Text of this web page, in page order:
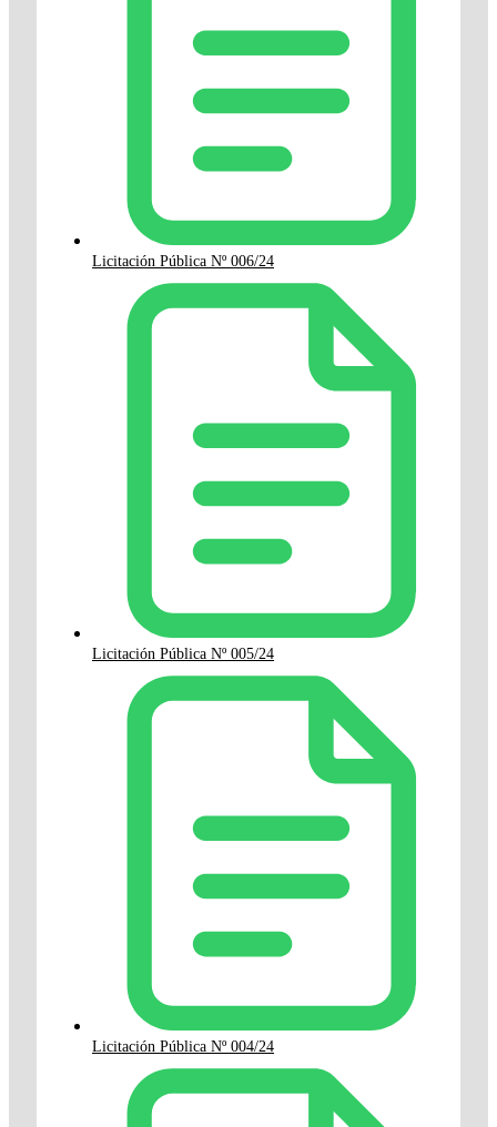
Licitación Pública Nº 006/24
Licitación Pública Nº 005/24
Licitación Pública Nº 004/24